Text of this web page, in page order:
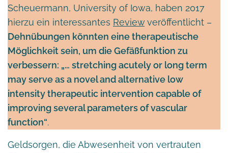
Scheuermann, University of Iowa, haben 2017
hierzu ein interessantes Reviewveröffentlicht –
Dehnübungen könnten eine therapeutische
Möglichkeit sein, um die Gefäßfunktion zu
verbessern: „… stretching acutely or long term
may serve as a novel and alternative low
intensity therapeutic intervention capable of
improving several parameters of vascular
function“.
Geldsorgen, die Abwesenheit von vertrauten